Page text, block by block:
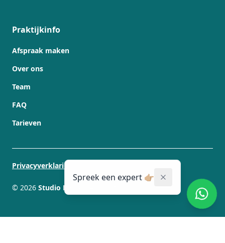
Praktijkinfo
Afspraak maken
Over ons
Team
FAQ
Tarieven
© 2026 Studio Radixs
Privacyverklaring
Spreek een expert 👉🏼